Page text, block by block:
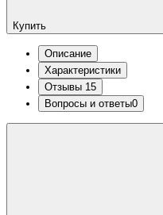
Купить
Описание
Характеристики
Отзывы 15
Вопросы и ответы0